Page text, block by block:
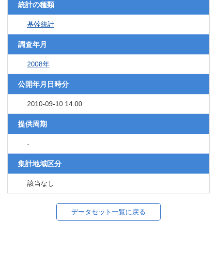
統計の種類
基幹統計
調査年月
2008年
公開年月日時分
2010-09-10 14:00
提供周期
-
集計地域区分
該当なし
データセット一覧に戻る